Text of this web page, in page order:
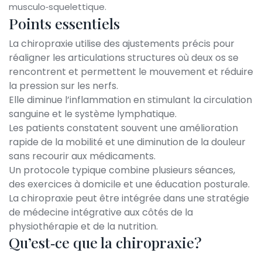
musculo‑squelettique.
Points essentiels
La chiropraxie utilise des ajustements précis pour
réaligner les articulations structures où deux os se
rencontrent et permettent le mouvement et réduire
la pression sur les nerfs.
Elle diminue l’inflammation en stimulant la circulation
sanguine et le système lymphatique.
Les patients constatent souvent une amélioration
rapide de la mobilité et une diminution de la douleur
sans recourir aux médicaments.
Un protocole typique combine plusieurs séances,
des exercices à domicile et une éducation posturale.
La chiropraxie peut être intégrée dans une stratégie
de médecine intégrative aux côtés de la
physiothérapie et de la nutrition.
Qu’est‑ce que la chiropraxie?